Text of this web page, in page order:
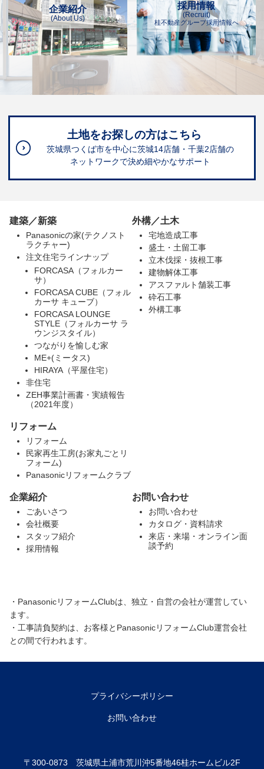
企業紹介
(About Us)
採用情報
(Recruit)
桂不動産グループ採用情報へ
土地をお探しの方はこちら
茨城県つくば市を中心に茨城14店舗・千葉2店舗の
ネットワークで決め細やかなサポート
建築／新築
Panasonicの家(テクノスト
ラクチャー)
注文住宅ラインナップ
FORCASA（フォルカー
サ）
FORCASA CUBE（フォル
カーサ キューブ）
FORCASA LOUNGE
STYLE（フォルカーサ ラ
ウンジスタイル）
つながりを愉しむ家
ME+(ミータス)
HIRAYA（平屋住宅）
非住宅
ZEH事業計画書・実績報告
（2021年度）
リフォーム
リフォーム
民家再生工房(お家丸ごとリ
フォーム)
Panasonicリフォームクラブ
外構／土木
宅地造成工事
盛土・土留工事
立木伐採・抜根工事
建物解体工事
アスファルト舗装工事
砕石工事
外構工事
企業紹介
ごあいさつ
会社概要
スタッフ紹介
採用情報
お問い合わせ
お問い合わせ
カタログ・資料請求
来店・来場・オンライン面
談予約
・PanasonicリフォームClubは、独立・自営の会社が運営してい
ます。
・工事請負契約は、お客様とPanasonicリフォームClub運営会社
との間で行われます。
プライバシーポリシー
お問い合わせ
〒300-0873 茨城県土浦市荒川沖5番地46桂ホームビル2F